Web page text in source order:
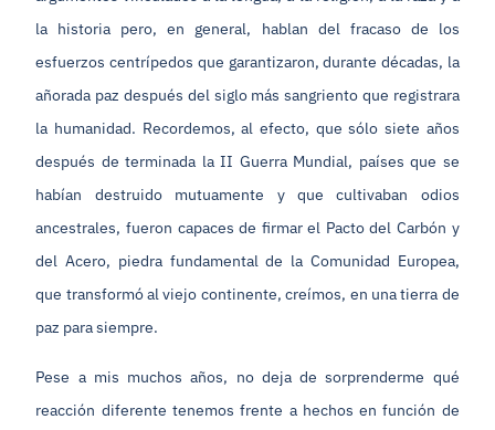
la historia pero, en general, hablan del fracaso de los
esfuerzos centrípedos que garantizaron, durante décadas, la
añorada paz después del siglo más sangriento que registrara
la humanidad. Recordemos, al efecto, que sólo siete años
después de terminada la II Guerra Mundial, países que se
habían destruido mutuamente y que cultivaban odios
ancestrales, fueron capaces de firmar el Pacto del Carbón y
del Acero, piedra fundamental de la Comunidad Europea,
que transformó al viejo continente, creímos, en una tierra de
paz para siempre.
Pese a mis muchos años, no deja de sorprenderme qué
reacción diferente tenemos frente a hechos en función de